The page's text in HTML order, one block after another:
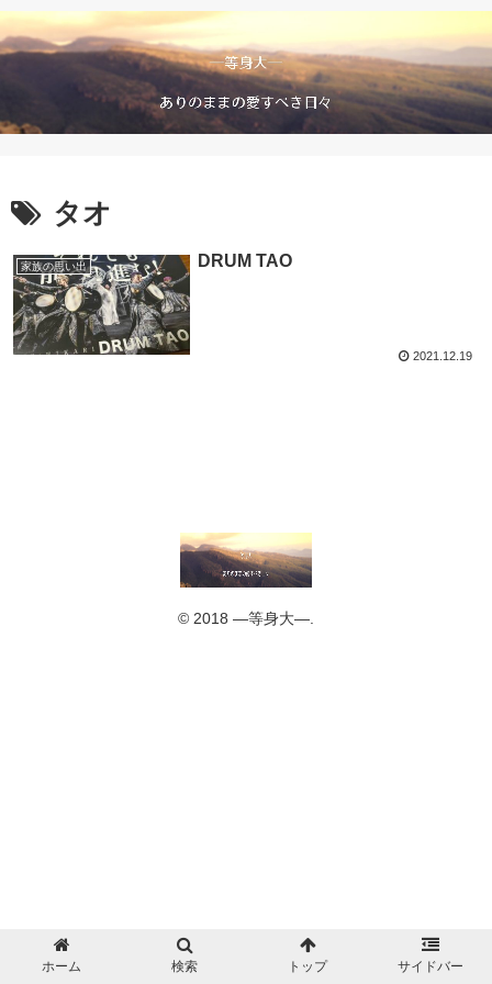
タオ
家族の思い出 DRUM TAO
2021.12.19
© 2018 ―等身大―.
ホーム 検索 トップ サイドバー